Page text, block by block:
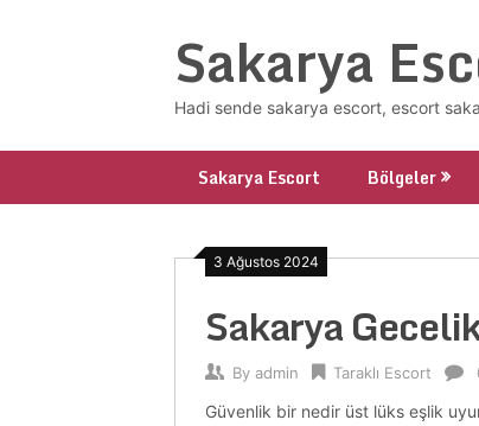
Sakarya
Hadi sende sakarya escort, escort
Sakarya Escort Bölgeler
3 Ağustos 2024
Sakarya
By admin Taraklı Escort
Güvenlik bir nedir üst lüks eşlik